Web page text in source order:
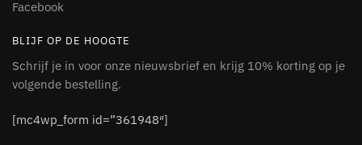
Facebook
BLIJF OP DE HOOGTE
Schrijf je in voor onze nieuwsbrief en krijg 10% korting op je
volgende bestelling.
[mc4wp_form id=”361948″]